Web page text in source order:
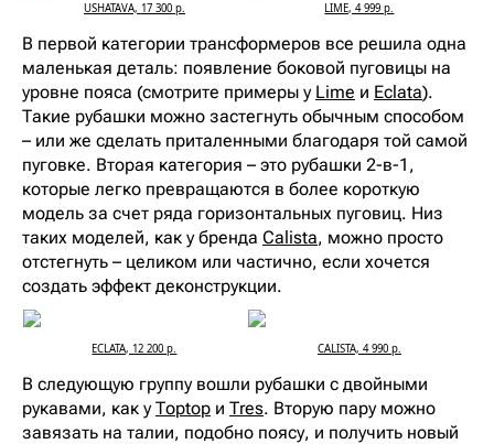
USHATAVA, 17 300 р. LIME, 4 999 р.
В первой категории трансформеров все решила одна
маленькая деталь: появление боковой пуговицы на
уровне пояса (смотрите примеры у Lime и Eclata).
Такие рубашки можно застегнуть обычным способом
– или же сделать приталенными благодаря той самой
пуговке. Вторая категория – это рубашки 2-в-1,
которые легко превращаются в более короткую
модель за счет ряда горизонтальных пуговиц. Низ
таких моделей, как у бренда Calista, можно просто
отстегнуть – целиком или частично, если хочется
создать эффект деконструкции.
ECLATA, 12 200 р. CALISTA, 4 990 р.
В следующую группу вошли рубашки с двойными
рукавами, как уToptop и Tres. Вторую пару можно
завязать на талии, подобно поясу, и получить новый